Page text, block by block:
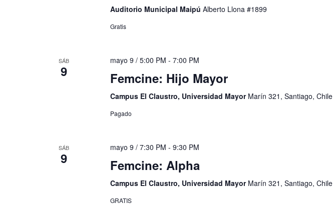
Auditorio Municipal Maipú Alberto Llona #1899
Gratis
SÁB
9
mayo 9 / 5:00 PM - 7:00 PM
Femcine: Hijo Mayor
Campus El Claustro, Universidad Mayor Marín 321, Santiago, Chile
Pagado
SÁB
9
mayo 9 / 7:30 PM - 9:30 PM
Femcine: Alpha
Campus El Claustro, Universidad Mayor Marín 321, Santiago, Chile
GRATIS